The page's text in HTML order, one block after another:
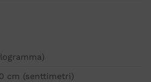
cm (senttimetri)